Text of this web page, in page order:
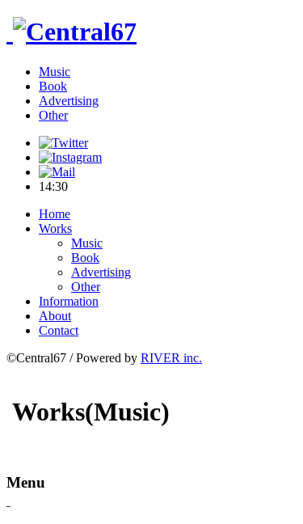
Music
Book
Advertising
Other
14:30
Home
Works
Music
Book
Advertising
Other
Information
About
Contact
©Central67 / Powered by RIVER inc.
Works(Music)
Menu